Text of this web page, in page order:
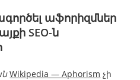
աֆորիզմներ
SEO-ն
Wikipedia — Aphorism չի